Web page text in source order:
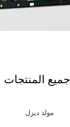
جميع المنتجات
مولد ديزل